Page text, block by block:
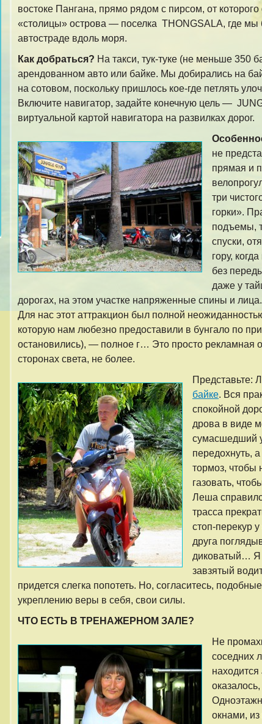
востоке Пангана, прямо рядом с пирсом, от
«столицы» острова — поселка THONGSALA, где
автостраде вдоль моря.
Как добраться? На такси, тук-туке (не меньше 350
арендованном авто или байке. Мы добирались на
на сотовом, поскольку пришлось кое-где петлять
Включите навигатор, задайте конечную цель —
виртуальной картой навигатора на развилках дорог.
не
прямая и
три
горки».
подъемы,
спуски,
гору,
без
даже у
дорогах, на этом участке напряженные спины и
Для нас этот аттракцион был полной
которую нам любезно предоставили в бунгало по
остановились), — полное г… Это просто рекламная
сторонах света, не более.
Представьте:
байке. Вся
спокойной
дрова в виде
сумасшедший
передохнуть,
тормоз, чтобы
газовать,
Леша
трасса
стоп-перекур
друга
диковатый… Я
завзятый
придется слегка попотеть. Но, согласитесь,
укреплению веры в себя, свои силы.
ЧТО ЕСТЬ В ТРЕНАЖЕРНОМ ЗАЛЕ?
Не
соседних
окнами,